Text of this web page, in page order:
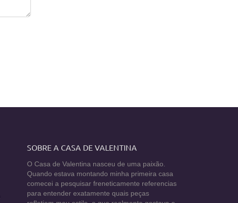
SOBRE A CASA DE VALENTINA
O Casa de Valentina nasceu de uma paixão.
Quando estava montando minha primeira casa
comecei a pesquisar freneticamente referencias
para entender exatamente quais peças